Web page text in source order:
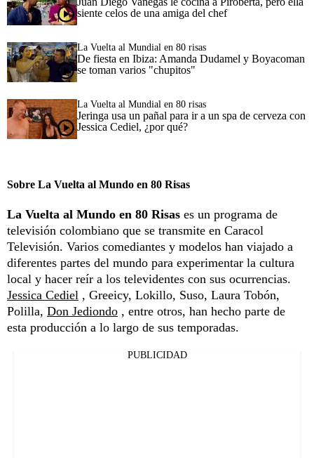
siente celos de una amiga del chef
La Vuelta al Mundial en 80 risas
De fiesta en Ibiza: Amanda Dudamel y Boyacoman
se toman varios "chupitos"
La Vuelta al Mundial en 80 risas
Jeringa usa un pañal para ir a un spa de cerveza con
Jessica Cediel, ¿por qué?
Sobre La Vuelta al Mundo en 80 Risas
La Vuelta al Mundo en 80 Risas es un programa de
televisión colombiano que se transmite en Caracol
Televisión. Varios comediantes y modelos han viajado a
diferentes partes del mundo para experimentar la cultura
local y hacer reír a los televidentes con sus ocurrencias.
Jessica Cediel , Greeicy, Lokillo, Suso, Laura Tobón,
Polilla, Don Jediondo , entre otros, han hecho parte de
esta producción a lo largo de sus temporadas.
PUBLICIDAD